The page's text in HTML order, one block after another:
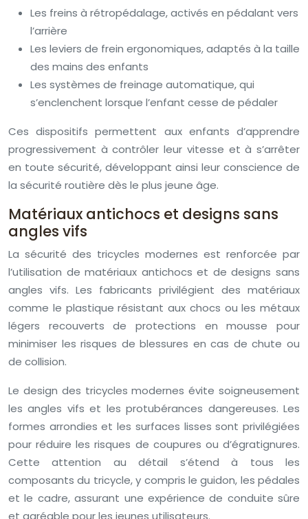
Les freins à rétropédalage, activés en pédalant vers
l’arrière
Les leviers de frein ergonomiques, adaptés à la taille
des mains des enfants
Les systèmes de freinage automatique, qui
s’enclenchent lorsque l’enfant cesse de pédaler
Ces dispositifs permettent aux enfants d’apprendre
progressivement à contrôler leur vitesse et à s’arrêter
en toute sécurité, développant ainsi leur conscience de
la sécurité routière dès le plus jeune âge.
Matériaux antichocs et designs sans
angles vifs
La sécurité des tricycles modernes est renforcée par
l’utilisation de matériaux antichocs et de designs sans
angles vifs. Les fabricants privilégient des matériaux
comme le plastique résistant aux chocs ou les métaux
légers recouverts de protections en mousse pour
minimiser les risques de blessures en cas de chute ou
de collision.
Le design des tricycles modernes évite soigneusement
les angles vifs et les protubérances dangereuses. Les
formes arrondies et les surfaces lisses sont privilégiées
pour réduire les risques de coupures ou d’égratignures.
Cette attention au détail s’étend à tous les
composants du tricycle, y compris le guidon, les pédales
et le cadre, assurant une expérience de conduite sûre
et agréable pour les jeunes utilisateurs.